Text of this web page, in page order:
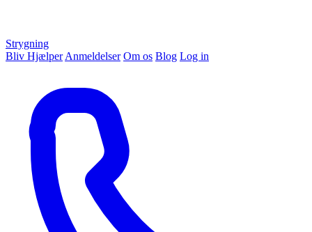
Strygning
Bliv Hjælper Anmeldelser Om os Blog Log in